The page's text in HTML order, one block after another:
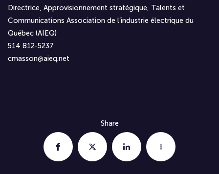
Directrice, Approvisionnement stratégique, Talents et
Communications Association de l’industrie électrique du
Québec (AIEQ)
514 812-5237
cmasson@aieq.net
Share